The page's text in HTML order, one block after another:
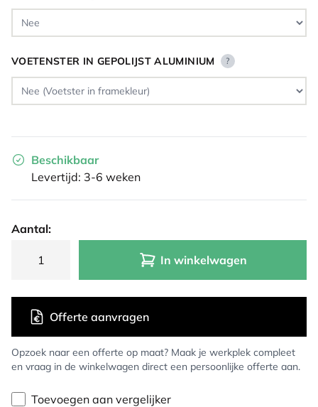
VOETENSTER IN GEPOLIJST ALUMINIUM ?
Beschikbaar
Levertijd: 3-6 weken
Aantal:
In winkelwagen
Opzoek naar een offerte op maat? Maak je werkplek compleet
en vraag in de winkelwagen direct een persoonlijke offerte aan.
Offerte aanvragen
Toevoegen aan vergelijker